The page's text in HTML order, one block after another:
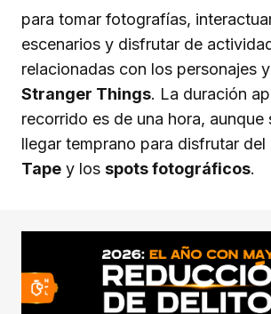
para tomar fotografías,
escenarios y disfrutar de
relacionadas con los personajes
Stranger Things. La duración
recorrido es de una hora, aunque
llegar temprano para disfrutar del
Tape y los spots fotográficos.